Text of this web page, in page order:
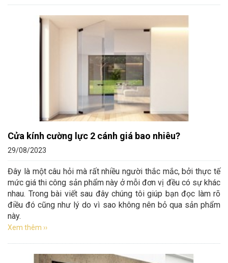
Cửa kính cường lực 2 cánh giá bao nhiêu?
29/08/2023
Đây là một câu hỏi mà rất nhiều người thắc mắc, bởi thực tế
mức giá thi công sản phẩm này ở mỗi đơn vị đều có sự khác
nhau. Trong bài viết sau đây chúng tôi giúp bạn đọc làm rõ
điều đó cũng như lý do vì sao không nên bỏ qua sản phẩm
này.
Xem thêm ››